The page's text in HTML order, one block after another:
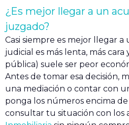
¿Es mejor llegar a un
juzgado?
Casi siempre es mejor llegar a
judicial es más lenta, más
pública) suele ser peor
Antes de tomar esa decisión,
una mediación o contar con
ponga los números encima
consultar tu situación con los